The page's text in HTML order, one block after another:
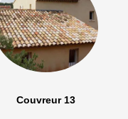
Couvreur 13